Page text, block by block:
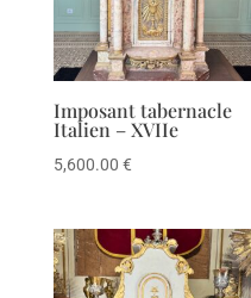
Imposant tabernacle
Italien – XVIIe
5,600.00 €